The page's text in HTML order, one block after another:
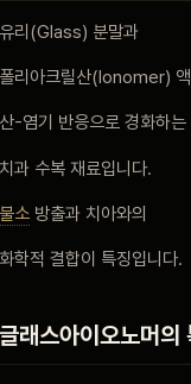
유리(Glass) 분말과
폴리아크릴산(Ionomer)
산-염기 반응으로 경화하는
치과 수복 재료입니다.
불소 방출과 치아와의
화학적 결합이 특징입니다.
글래스아이오노머의